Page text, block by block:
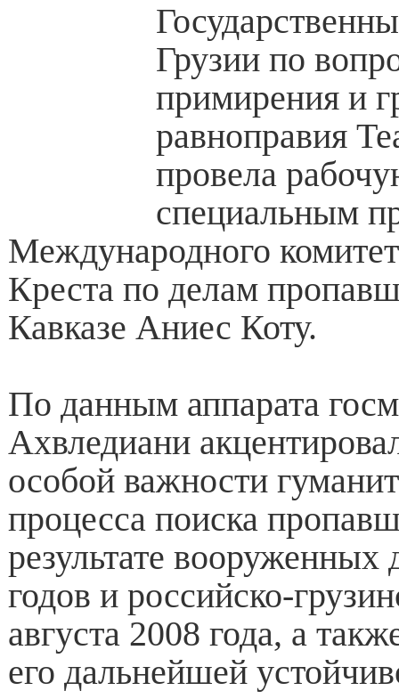
Грузии по
примирения и
равноправия
провела
специальным
Международного
Креста по делам
Кавказе Аниес Коту.
По данным аппарата
Ахвледиани
особой важности
процесса поиска
результате вооруженных
годов и российско-
августа 2008 года, а
его дальнейшей